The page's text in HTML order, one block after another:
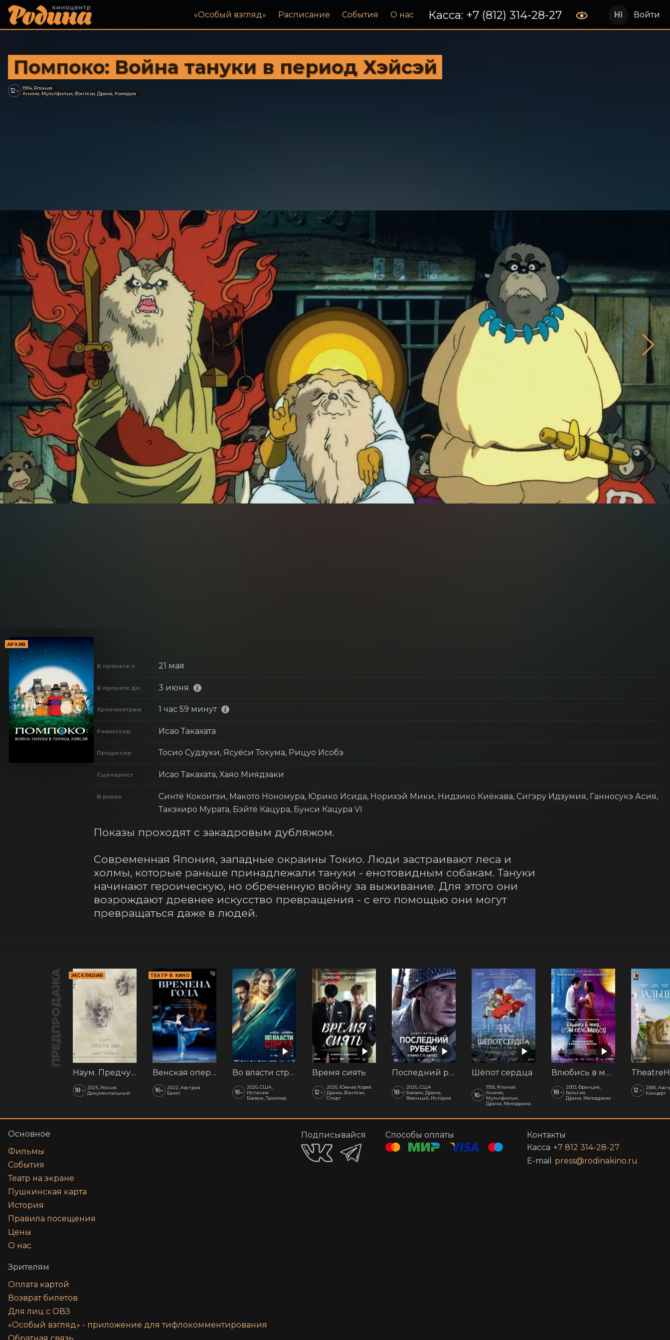
«‎Особый взгляд» Расписание События О нас Касса: +7 (812) 314-28-27 Войти
Помпоко: Война тануки в период Хэйсэй
12 +
1994, Япония
Аниме, Мультфильм, Фэнтези, Драма, Комедия
АРХИВ
В прокате с 21 мая
В прокате до 3 июня
Хронометраж 1 час 59 минут
Режиссер Исао Такахата
Продюсер Тосио Судзуки, Ясуёси Токума, Рицуо Исобэ
Сценарист Исао Такахата, Хаяо Миядзаки
В ролях
Синтё Коконтэи, Макото Нономура, Юрико Исида, Норихэй Мики, Нидзико Киёкава, Сигэру Идзумия, Ганносукэ Асия,
Такэхиро Мурата, Бэйтё Кацура, Бунси Кацура VI
Показы проходят с закадровым дубляжом.
Современная Япония, западные окраины Токио. Люди застраивают леса и
холмы, которые раньше принадлежали тануки - енотовидным собакам. Тануки
начинают героическую, но обреченную войну за выживание. Для этого они
возрождают древнее искусство превращения - с его помощью они могут
превращаться даже в людей.
ПРЕДПРОДАЖА ЭКСКЛЮЗИВ
Наум. Предчувствия
18 + 2025, Россия
Документальный
ТЕАТР В КИНО
Венская опера: Времена года
16+
2022, Австрия
Балет
Во власти страха
16+
2026, США,
Испания
Боевик, Триллер
Время сиять
12+
2026, Южная Корея
Драма, Фэнтези,
Спорт
Последний рубеж
18 +
2026, США
Боевик, Драма,
Военный, История
Шёпот сердца
16+
1995, Япония
Аниме,
Мультфильм,
Драма, Мелодрама
Влюбись в меня, если осмелишься
18 +
2003, Франция,
Бельгия
Драма, Мелодрама
12+
2006,
Концерт
Основное
Фильмы
События
Театр на экране
Пушкинская карта
История
Правила посещения
Цены
О нас
Зрителям
Оплата картой
Возврат билетов
Для лиц с ОВЗ
«‎Особый взгляд» - приложение для тифлокомментирования
Подписывайся Способы оплаты
Контакты
Касса +7 812 314-28-27
E-mail
press@rodinakino.ru